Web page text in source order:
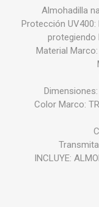
Almohadilla
Protección
protegiendo
Material
Color Marco:
INCLUYE: